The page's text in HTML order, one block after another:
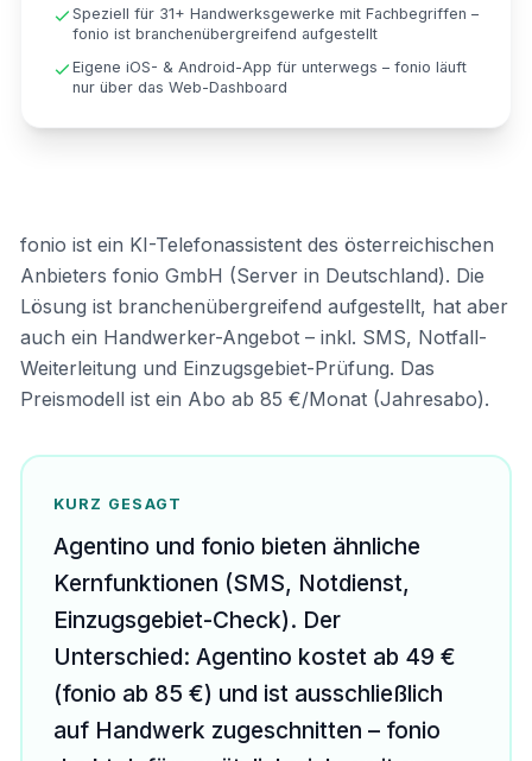
Speziell für 31+ Handwerksgewerke mit Fachbegriffen –
fonio ist branchenübergreifend aufgestellt
Eigene iOS- & Android-App für unterwegs – fonio läuft
nur über das Web-Dashboard
fonio ist ein KI-Telefonassistent des österreichischen
Anbieters fonio GmbH (Server in Deutschland). Die
Lösung ist branchenübergreifend aufgestellt, hat aber
auch ein Handwerker-Angebot – inkl. SMS, Notfall-
Weiterleitung und Einzugsgebiet-Prüfung. Das
Preismodell ist ein Abo ab 85 €/Monat (Jahresabo).
KURZ GESAGT
Agentino und fonio bieten ähnliche
Kernfunktionen (SMS, Notdienst,
Einzugsgebiet-Check). Der
Unterschied: Agentino kostet ab 49 €
(fonio ab 85 €) und ist ausschließlich
auf Handwerk zugeschnitten – fonio